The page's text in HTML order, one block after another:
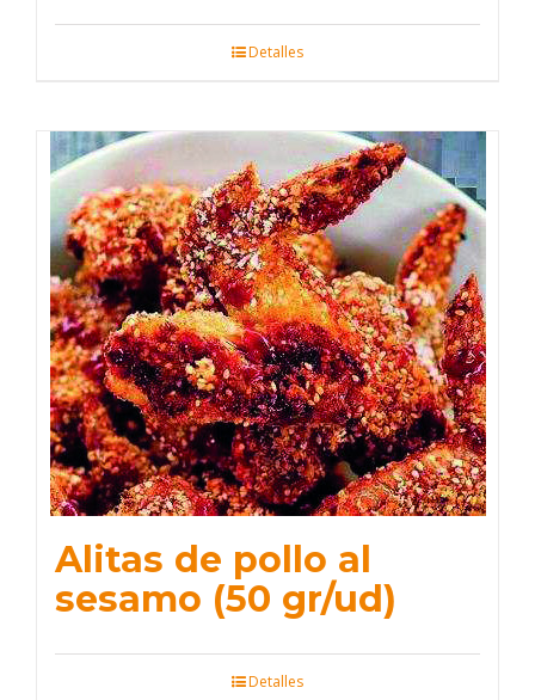
Detalles
Alitas de pollo al
sesamo (50 gr/ud)
Detalles